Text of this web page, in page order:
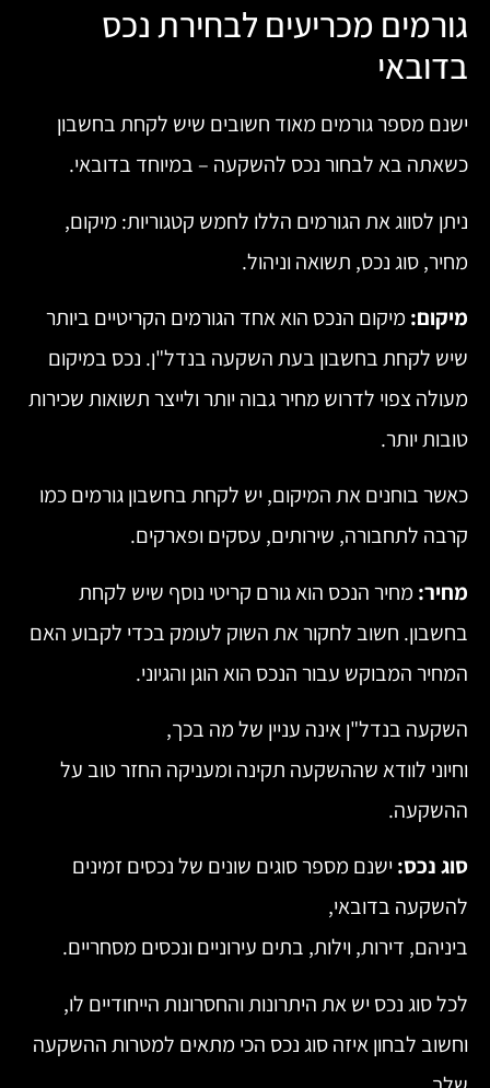
גורמים מכריעים לבחירת נכס
בדובאי
ישנם מספר גורמים מאוד חשובים שיש לקחת בחשבון
כשאתה בא לבחור נכס להשקעה – במיוחד בדובאי.
ניתן לסווג את הגורמים הללו לחמש קטגוריות: מיקום,
מחיר, סוג נכס, תשואה וניהול.
מיקום:מיקום הנכס הוא אחד הגורמים הקריטיים ביותר
שיש לקחת בחשבון בעת השקעה בנדל"ן. נכס במיקום
מעולה צפוי לדרוש מחיר גבוה יותר ולייצר תשואות שכירות
טובות יותר.
כאשר בוחנים את המיקום, יש לקחת בחשבון גורמים כמו
קרבה לתחבורה, שירותים, עסקים ופארקים.
מחיר:מחיר הנכס הוא גורם קריטי נוסף שיש לקחת
בחשבון. חשוב לחקור את השוק לעומק בכדי לקבוע האם
המחיר המבוקש עבור הנכס הוא הוגן והגיוני.
השקעה בנדל"ן אינה עניין של מה בכך,
וחיוני לוודא שההשקעה תקינה ומעניקה החזר טוב על
ההשקעה.
סוג נכס:ישנם מספר סוגים שונים של נכסים זמינים
להשקעה בדובאי,
ביניהם, דירות, וילות, בתים עירוניים ונכסים מסחריים.
לכל סוג נכס יש את היתרונות והחסרונות הייחודיים לו,
וחשוב לבחון איזה סוג נכס הכי מתאים למטרות ההשקעה